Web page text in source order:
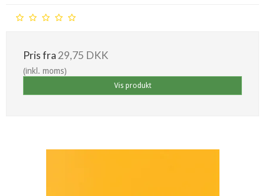
Pris fra 29,75 DKK
(inkl. moms)
Vis produkt